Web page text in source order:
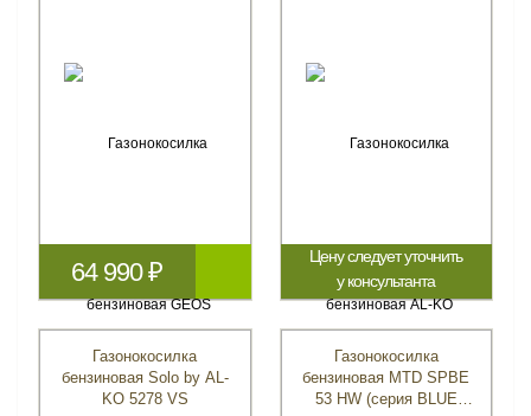
64 990 ₽
Цену следует уточнить
у консультанта
Газонокосилка
бензиновая Solo by AL-
KO 5278 VS
Газонокосилка
бензиновая MTD SPBE
53 HW (серия BLUE